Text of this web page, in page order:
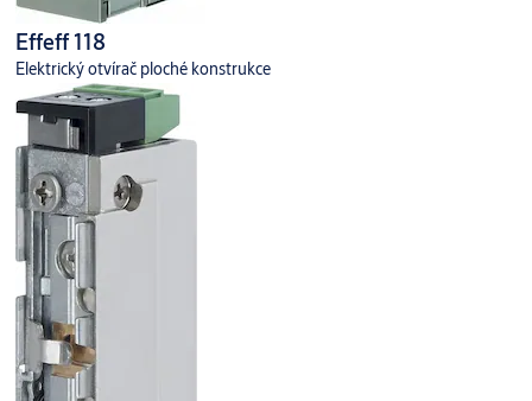
El. otvírač
Lišta 250 mm
Effeff 118
Elektrický otvírač ploché konstrukce